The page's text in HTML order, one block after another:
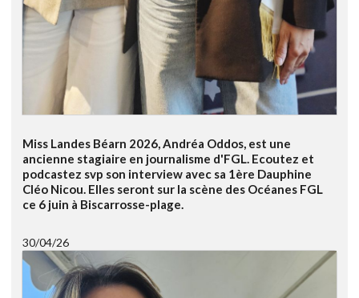
Miss Landes Béarn 2026, Andréa Oddos, est une
ancienne stagiaire en journalisme d'FGL. Ecoutez et
podcastez svp son interview avec sa 1ère Dauphine
Cléo Nicou. Elles seront sur la scène des Océanes FGL
ce 6 juin à Biscarrosse-plage.
30/04/26